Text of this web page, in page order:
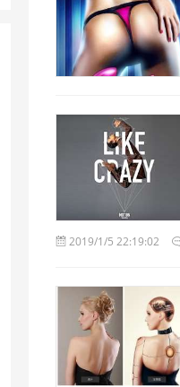
2019/1/5 22:19:02